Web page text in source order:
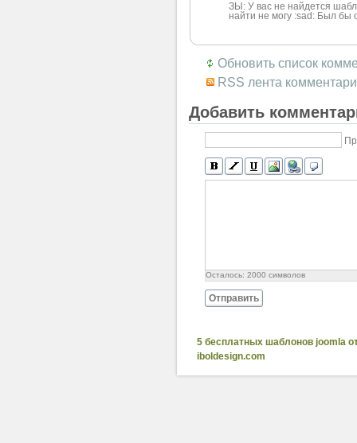
ЗЫ: У вас не найдется
найти не могу :sad: Был бы
Обновить список
RSS лента
Добавить
Осталось: 2000 символов
Отправить
5 бесплатных шаблонов joomla
iboldesign.com